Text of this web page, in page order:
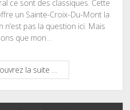
ce sont des classiques. Cette
un Sainte-Croix-Du-Mont la
n’est pas la question ici. Mais
que mon…
la suite …
c'est
doux
?